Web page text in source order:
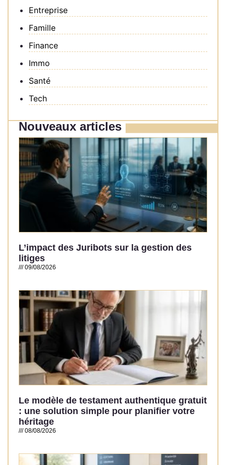
Entreprise
Famille
Finance
Immo
Santé
Tech
Nouveaux articles
L’impact des Juribots sur la gestion des
litiges
09/08/2026
Le modèle de testament authentique gratuit
: une solution simple pour planifier votre
héritage
08/08/2026